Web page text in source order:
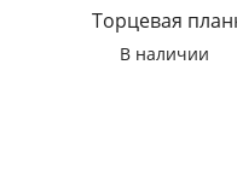
Торцевая
В наличии